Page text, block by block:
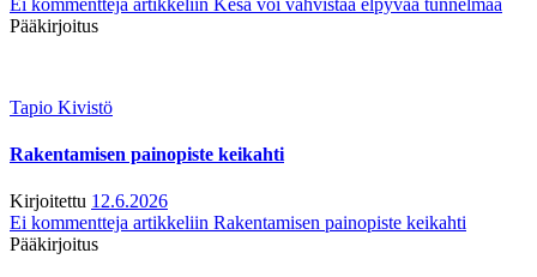
Pääkirjoitus
Tapio Kivistö
Rakentamisen painopiste keikahti
Kirjoitettu 12.6.2026
Ei kommentteja artikkeliin Rakentamisen painopiste keikahti
Pääkirjoitus